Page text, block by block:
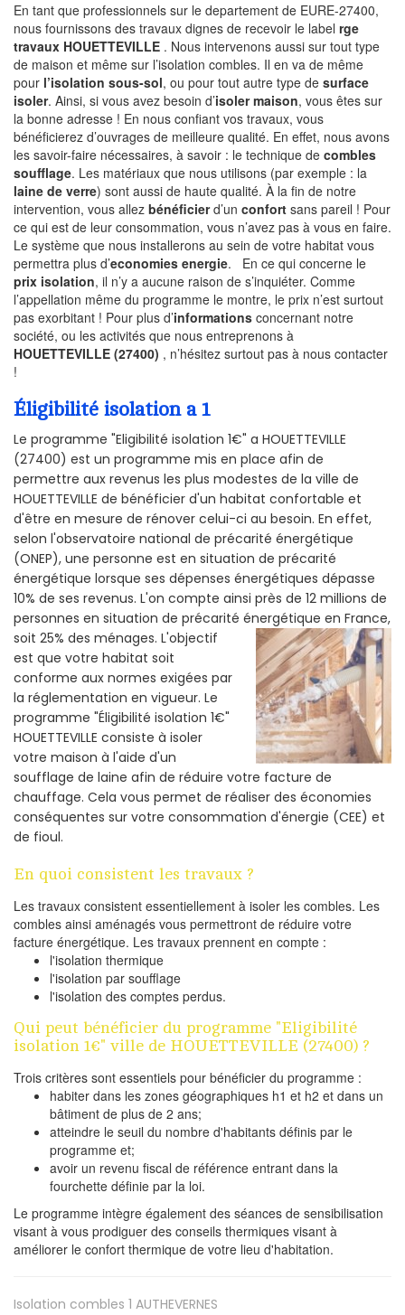
En tant que professionnels sur le departement de EURE-27400,
nous fournissons des travaux dignes de recevoir le label rge
travaux HOUETTEVILLE . Nous intervenons aussi sur tout type
de maison et même sur l’isolation combles. Il en va de même
pour l’isolation sous-sol, ou pour tout autre type de surface
isoler. Ainsi, si vous avez besoin d’isoler maison, vous êtes sur
la bonne adresse ! En nous confiant vos travaux, vous
bénéficierez d’ouvrages de meilleure qualité. En effet, nous avons
les savoir-faire nécessaires, à savoir : le technique de combles
soufflage. Les matériaux que nous utilisons (par exemple : la
laine de verre) sont aussi de haute qualité. À la fin de notre
intervention, vous allez bénéficierd’un confort sans pareil ! Pour
ce qui est de leur consommation, vous n’avez pas à vous en faire.
Le système que nous installerons au sein de votre habitat vous
permettra plus d’economies energie. En ce qui concerne le
prix isolation, il n’y a aucune raison de s’inquiéter. Comme
l’appellation même du programme le montre, le prix n’est surtout
pas exorbitant ! Pour plus d’informations concernant notre
société, ou les activités que nous entreprenons à
HOUETTEVILLE (27400) , n’hésitez surtout pas à nous contacter
!
Éligibilité isolation a 1
Le programme "Eligibilité isolation 1€" a HOUETTEVILLE
(27400) est un programme mis en place afin de
permettre aux revenus les plus modestes de la ville de
HOUETTEVILLE de bénéficier d'un habitat confortable et
d'être en mesure de rénover celui-ci au besoin. En effet,
selon l'observatoire national de précarité énergétique
(ONEP), une personne est en situation de précarité
énergétique lorsque ses dépenses énergétiques dépasse
10% de ses revenus. L'on compte ainsi près de 12 millions de
personnes en situation de précarité énergétique en France,
soit 25% des ménages. L'objectif
est que votre habitat soit
conforme aux normes exigées par
la réglementation en vigueur. Le
programme "Éligibilité isolation 1€"
HOUETTEVILLE consiste à isoler
votre maison à l'aide d'un
soufflage de laine afin de réduire votre facture de
chauffage. Cela vous permet de réaliser des économies
conséquentes sur votre consommation d'énergie (CEE) et
de fioul.
En quoi consistent les travaux ?
Les travaux consistent essentiellement à isoler les combles. Les
combles ainsi aménagés vous permettront de réduire votre
facture énergétique. Les travaux prennent en compte :
l'isolation thermique
l'isolation par soufflage
l'isolation des comptes perdus.
Qui peut bénéficier du programme "Eligibilité
isolation 1€" ville de HOUETTEVILLE (27400) ?
Trois critères sont essentiels pour bénéficier du programme :
habiter dans les zones géographiques h1 et h2 et dans un
bâtiment de plus de 2 ans;
atteindre le seuil du nombre d'habitants définis par le
programme et;
avoir un revenu fiscal de référence entrant dans la
fourchette définie par la loi.
Le programme intègre également des séances de sensibilisation
visant à vous prodiguer des conseils thermiques visant à
améliorer le confort thermique de votre lieu d'habitation.
Isolation combles 1 AUTHEVERNES